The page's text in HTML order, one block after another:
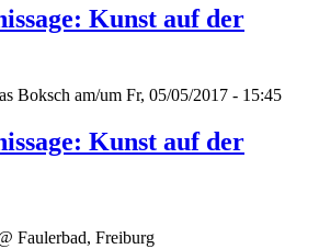
Kunst auf der
Boksch am/um Fr, 05/05/2017 - 15:45
Kunst auf der
Faulerbad, Freiburg